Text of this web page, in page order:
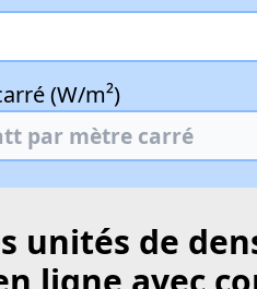
(W/m²)
unités de